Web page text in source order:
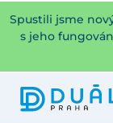
Spustili jsme
s jeho